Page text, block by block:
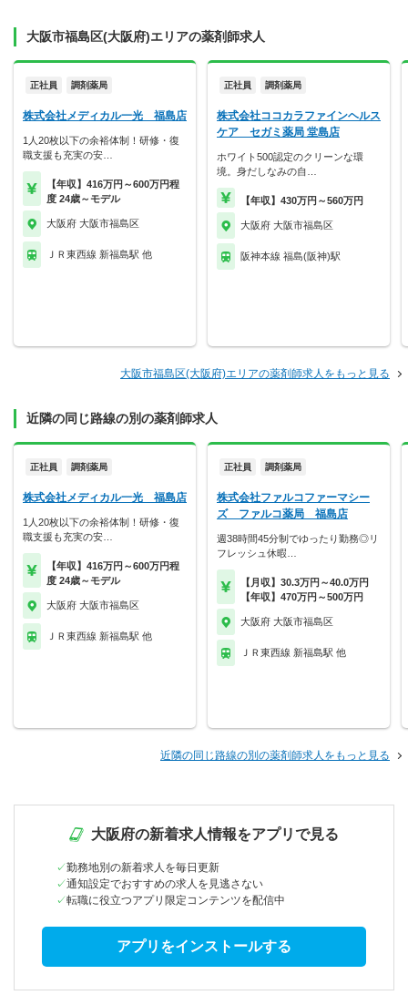
大阪市福島区(大阪府)エリアの薬剤師求人
正社員 調剤薬局
株式会社メディカル一光 福島店
1人20枚以下の余裕体制！研修・復
職支援も充実の安…
【年収】416万円～600万円程
度 24歳～モデル
大阪府 大阪市福島区
ＪＲ東西線 新福島駅 他
正社員 調剤薬局
株式会社ココカラファインヘルス
ケア セガミ薬局 堂島店
ホワイト500認定のクリーンな環
境。身だしなみの自…
【年収】430万円～560万円
大阪府 大阪市福島区
阪神本線 福島(阪神)駅
大阪市福島区(大阪府)エリアの薬剤師求人をもっと見る
近隣の同じ路線の別の薬剤師求人
正社員 調剤薬局
株式会社メディカル一光 福島店
1人20枚以下の余裕体制！研修・復
職支援も充実の安…
【年収】416万円～600万円程
度 24歳～モデル
大阪府 大阪市福島区
ＪＲ東西線 新福島駅 他
正社員 調剤薬局
株式会社ファルコファーマシー
ズ ファルコ薬局 福島店
週38時間45分制でゆったり勤務◎リ
フレッシュ休暇…
【月収】30.3万円～40.0万円
【年収】470万円～500万円
大阪府 大阪市福島区
ＪＲ東西線 新福島駅 他
近隣の同じ路線の別の薬剤師求人をもっと見る
大阪府の新着求人情報をアプリで見る
勤務地別の新着求人を毎日更新
通知設定でおすすめの求人を見逃さない
転職に役立つアプリ限定コンテンツを配信中
アプリをインストールする